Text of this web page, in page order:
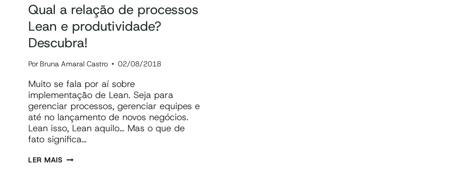
Qual a relação de processos
Lean e produtividade?
Descubra!
Por Bruna Amaral Castro 02/08/2018
Muito se fala por aí sobre
implementação de Lean. Seja para
gerenciar processos, gerenciar equipes e
até no lançamento de novos negócios.
Lean isso, Lean aquilo… Mas o que de
fato significa…
LER MAISQUAL